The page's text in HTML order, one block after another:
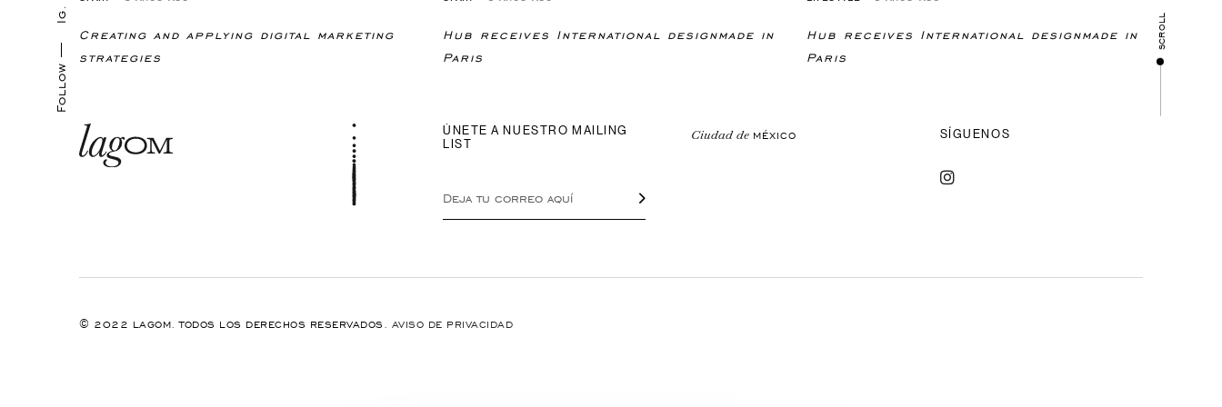
Follow —
Ig. scroll
Creating and applying digital marketing
strategies
Hub receives International designmade in
Paris
Hub receives International designmade in
Paris
ÚNETE A NUESTRO MAILING
LIST
Ciudadde MÉXICO SÍGUENOS
© 2022 LAGOM. TODOS LOS DERECHOS RESERVADOS. AVISO DE PRIVACIDAD